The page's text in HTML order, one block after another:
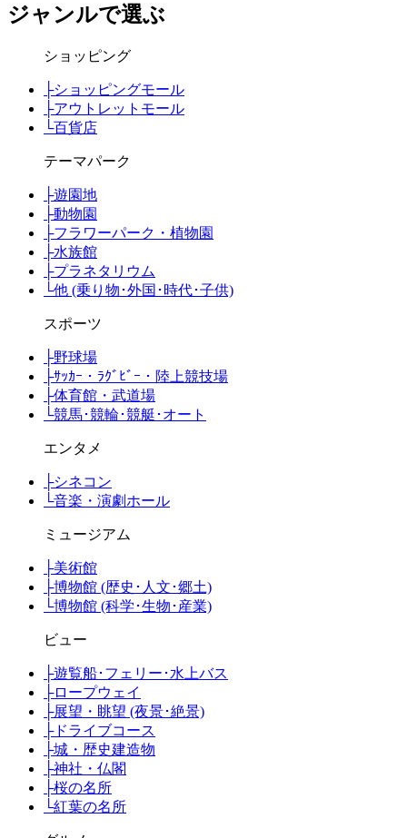
ジャンルで選ぶ
ショッピング
├ショッピングモール
├アウトレットモール
└百貨店
テーマパーク
├遊園地
├動物園
├フラワーパーク・植物園
├水族館
├プラネタリウム
└他 (乗り物･外国･時代･子供)
スポーツ
├野球場
├ｻｯｶｰ・ﾗｸﾞﾋﾞｰ・陸上競技場
├体育館・武道場
└競馬･競輪･競艇･オート
エンタメ
├シネコン
└音楽・演劇ホール
ミュージアム
├美術館
├博物館 (歴史･人文･郷土)
└博物館 (科学･生物･産業)
ビュー
├遊覧船･フェリー･水上バス
├ロープウェイ
├展望・眺望 (夜景･絶景)
├ドライブコース
├城・歴史建造物
├神社・仏閣
├桜の名所
└紅葉の名所